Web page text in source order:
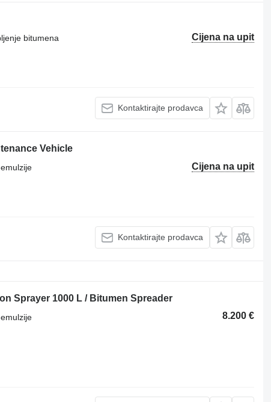
Cijena na upit
bitumena
Kontaktirajte prodavca
Vehicle
Cijena na upit
Kontaktirajte prodavca
Sprayer 1000 L / Bitumen Spreader
8.200 €